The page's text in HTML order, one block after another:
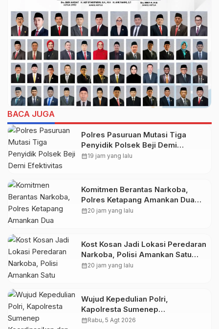
BACA JUGA
Polres Pasuruan Mutasi Tiga
Penyidik Polsek Beji Demi
Efektivitas dan Kelancaran Proses
calendar_month19 jam yang lalu
Komitmen Berantas Narkoba,
Polres Ketapang Amankan Dua
Pelaku, Ganja seberat 28,94
calendar_month20 jam yang lalu
Kost Kosan Jadi Lokasi Peredaran
Narkoba, Polisi Amankan Satu
Pengedar
calendar_month20 jam yang lalu
Wujud Kepedulian Polri,
Kapolresta Sumenep
Koordinasikan dan Berangkatkan
calendar_monthRabu, 5 Agt 2026